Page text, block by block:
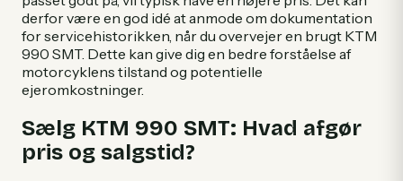
derfor være en god idé at anmode om dokumentation
for servicehistorikken, når du overvejer en brugt KTM
990 SMT. Dette kan give dig en bedre forståelse af
motorcyklens tilstand og potentielle
ejeromkostninger.
Sælg KTM 990 SMT: Hvad afgør
pris og salgstid?